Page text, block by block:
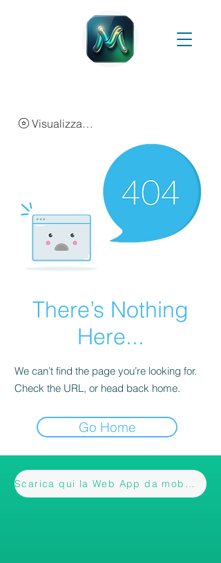
Visualizza punti
There’s Nothing
Here...
We can’t find the page you’re looking for.
Check the URL, or head back home.
Go Home
Scarica qui la Web App da mobile